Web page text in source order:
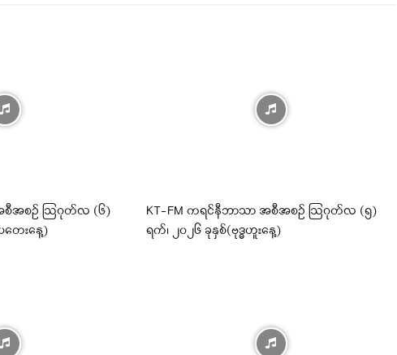
အစီအစဉ် ဩဂုတ်လ (၆)
တေးနေ့)
KT-FM ကရင်နီဘာသာ အစီအစဉ် ဩဂုတ်လ (၅)
ရက်၊ ၂၀၂၆ ခုနှစ်(ဗုဒ္ဓဟူးနေ့)